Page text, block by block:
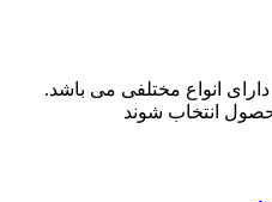
انواع مختلفی می باشد.
انتخاب شوند